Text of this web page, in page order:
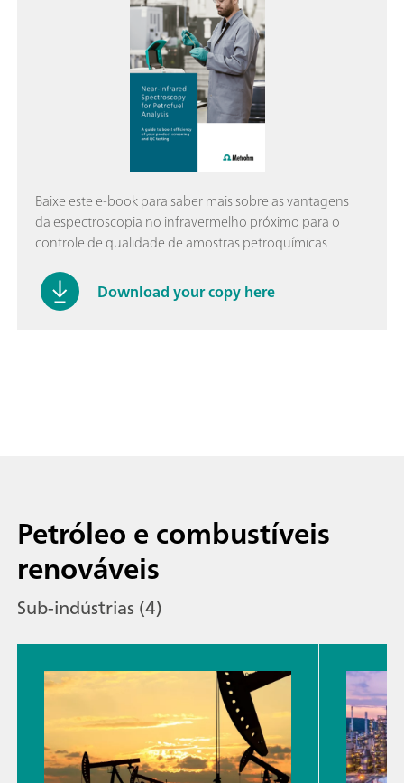
Baixe este e-book para saber mais sobre as vantagens
da espectroscopia no infravermelho próximo para o
controle de qualidade de amostras petroquímicas.
Download your copy here
Petróleo e combustíveis
renováveis
Sub-indústrias (4)